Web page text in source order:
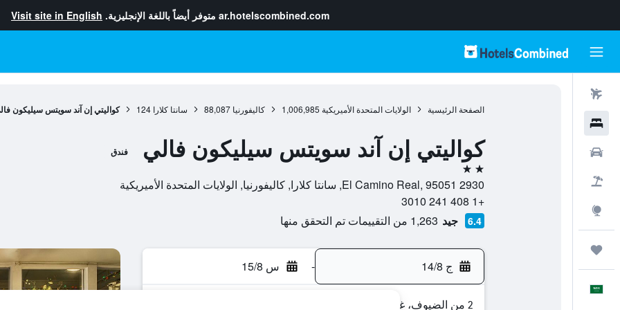
ar.hotelscombined.com متوفر أيضاً باللغة الإنجليزية. Visit site in English
الصفحة الرئيسية الولايات المتحدة الأميريكية 1,006,985 كاليفورنيا 88,087 سانتا كلارا 124 كواليتي إن آند سويتس سيليكون
كواليتي إن آند سويتس سيليكون فالي فندق
2 نجمتين
2930 El Camino Real, 95051, سانتا كلارا, كاليفورنيا, الولايات المتحدة الأميريكية
+1 408 241 3010
6.4 جيد 1,263 من التقييمات تم التحقق منها
ج 14/8 - س 15/8
2 من الضيوف، غرفة واحدة